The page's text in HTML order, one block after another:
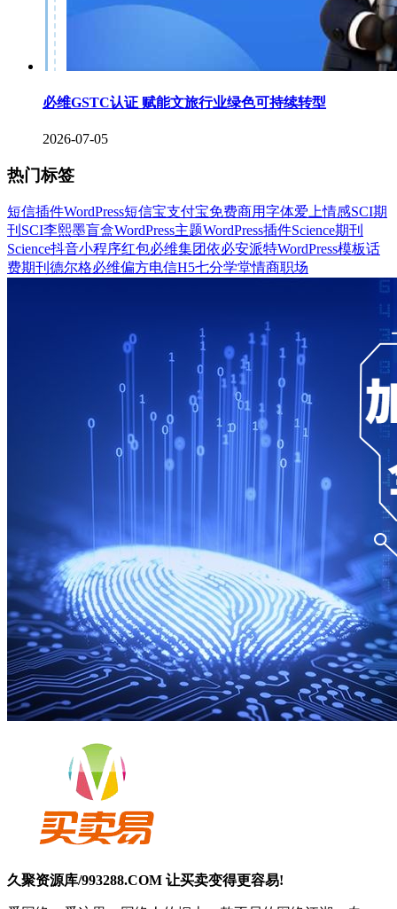
必维GSTC认证 赋能文旅行业绿色可持续转型
2026-07-05
热门标签
短信插件WordPress短信宝支付宝免费商用字体爱上情感SCI期
刊 SCI李熙墨盲盒WordPress主题WordPress插件Science期刊
Science抖音小程序红包必维集团依必安派特WordPress模板话
费期刊 德尔格必维偏方电信H5七分学堂情商职场
久聚资源库/993288.COM 让买卖变得更容易!